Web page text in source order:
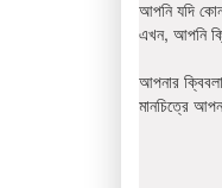
আপনি যদি
এখন, আপনি
আপনার
মানচিত্রে